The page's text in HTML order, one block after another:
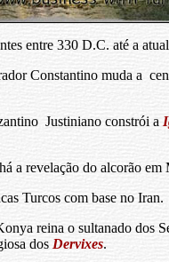
entre 330 D.C. até a
Constantino muda a
Justiniano constrói a
a revelação do alcorão em
Turcos com base no Iran.
reina o sultanado dos
dos Dervixes.